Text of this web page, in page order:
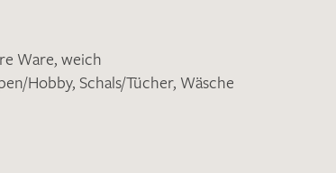
Ware, weich
Hobby, Schals/Tücher, Wäsche